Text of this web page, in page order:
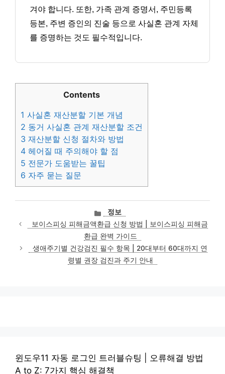
겨야 합니다. 또한, 가족 관계 증명서, 주민등록
등본, 주변 증인의 진술 등으로 사실혼 관계 자체
를 증명하는 것도 필수적입니다.
Contents
1 사실혼 재산분할 기본 개념
2 동거 사실혼 관계 재산분할 조건
3 재산분할 신청 절차와 방법
4 헤어질 때 주의해야 할 점
5 전문가 도움받는 꿀팁
6 자주 묻는 질문
카
테
고
리
정보
보이스피싱 피해금액환급 신청 방법 | 보이스피싱 피해금
환급 완벽 가이드
생애주기별 건강검진 필수 항목 | 20대부터 60대까지 연
령별 권장 검진과 주기 안내
윈도우11 자동 로그인 트러블슈팅 | 오류해결 방법
A to Z: 7가지 핵심 해결책